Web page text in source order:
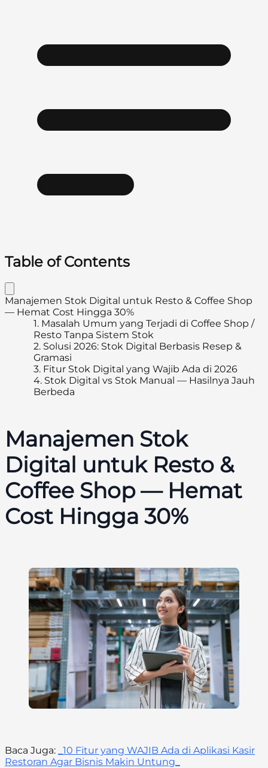
Table of Contents
Manajemen Stok Digital untuk Resto & Coffee Shop
— Hemat Cost Hingga 30%
1. Masalah Umum yang Terjadi di Coffee Shop /
Resto Tanpa Sistem Stok
2. Solusi 2026: Stok Digital Berbasis Resep &
Gramasi
3. Fitur Stok Digital yang Wajib Ada di 2026
4. Stok Digital vs Stok Manual — Hasilnya Jauh
Berbeda
Manajemen Stok
Digital untuk Resto &
Coffee Shop — Hemat
Cost Hingga 30%
Baca Juga:
_10 Fitur yang WAJIB Ada di Aplikasi Kasir
Restoran Agar Bisnis Makin Untung_